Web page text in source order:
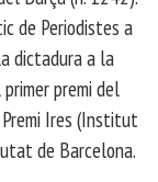
de Periodistes a
dictadura a la
primer premi del
Premi Ires (Institut
de Barcelona.